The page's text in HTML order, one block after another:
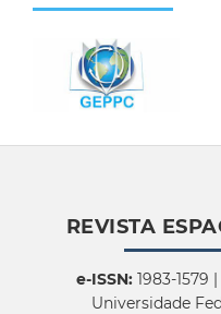
REVISTA
e-ISSN:1983-1579 |
Universidade